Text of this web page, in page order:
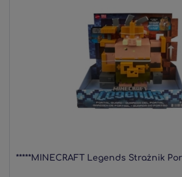
*****MINECRAFT Legends Strażnik